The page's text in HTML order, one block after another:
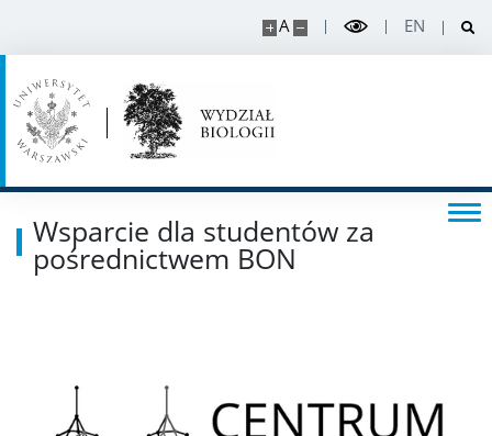
A EN
Rekrutacja na doktorat
Intranet
Wsparcie dla studentów za
pośrednictwem BON